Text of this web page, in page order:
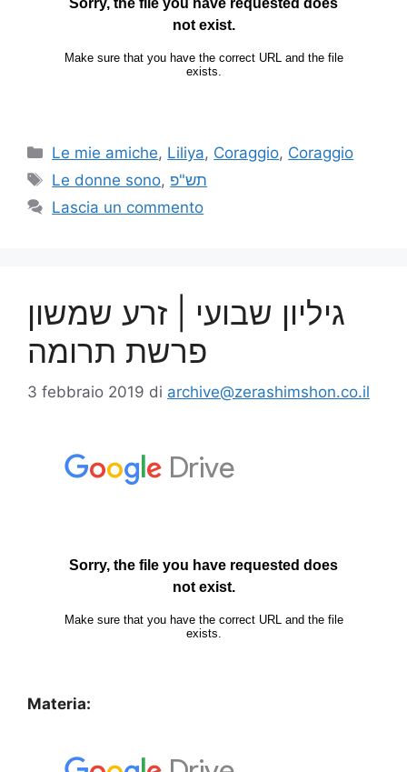
Le mie amiche, Liliya, Coraggio, Coraggio
Le donne sono, תש"פ
Lascia un commento
גיליון שבועי | זרע שמשון
פרשת תרומה
3 febbraio 2019 di archive@zerashimshon.co.il
Materia: